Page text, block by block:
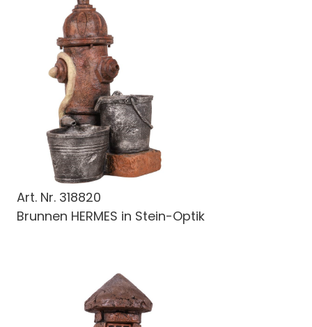
Art. Nr. 318820
Brunnen HERMES in Stein-Optik